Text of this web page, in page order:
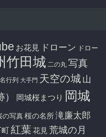
お花見 ドローン ドロー
竹田城 二の丸 写真
行列 大手門 天空の城 山
岡城桜まつり 岡城
の写真桜の名所滝廉太郎
町紅葉 花見 荒城の月